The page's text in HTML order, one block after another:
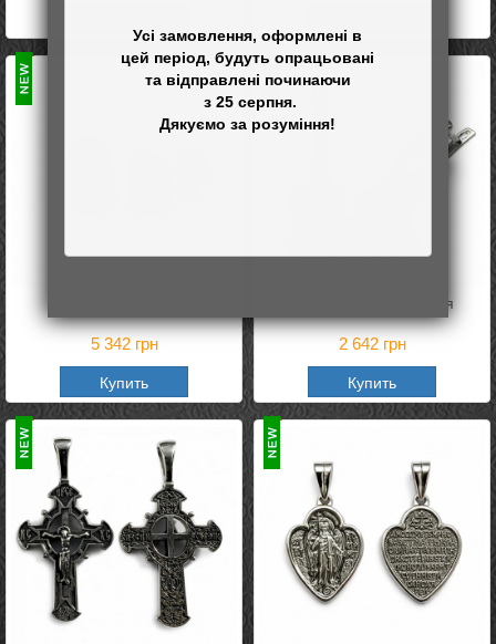
Усі замовлення, оформлені в
цей період, будуть опрацьовані
та відправлені починаючи
5 342грн
Купить
Сережки Мандрівниця
2 642грн
Купить